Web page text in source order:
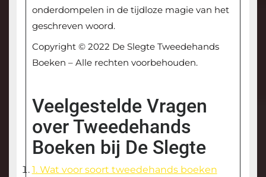
onderdompelen in de tijdloze magie van het
geschreven woord.
Copyright © 2022 De Slegte Tweedehands
Boeken – Alle rechten voorbehouden.
Veelgestelde Vragen
over Tweedehands
Boeken bij De Slegte
1. Wat voor soort tweedehands boeken